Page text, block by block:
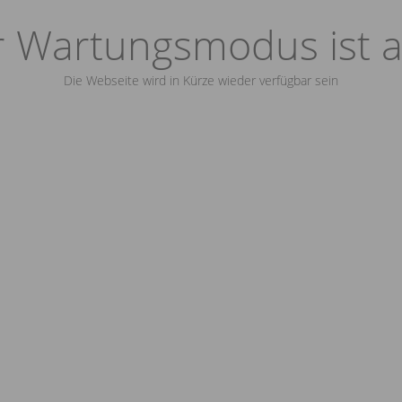
Wartungsmodus ist
Die Webseite wird in Kürze wieder verfügbar sein